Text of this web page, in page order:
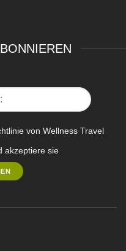
von Wellness Travel
akzeptiere sie